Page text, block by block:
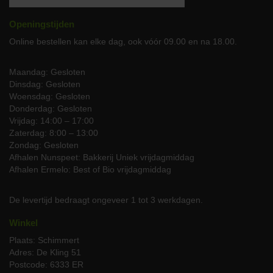
Een uitgebreid aanbod aan vleesproducten
Skal keurmerk aanwezig
Maandag tot en met zaterdag bezorgd
Online de bestelling te plaatsen
Plaats uw bestelling
Wilt u zelf genieten van het lekkerste biologisch stoofvlees?
Bestel deze dan direct online en laat uw bestelling eenvoudig
aan huis leveren. U bent ook meer dan welkom om uw
bestelling op te halen in Schimmert. Heeft u nog vragen over
online contactformulier of bel naar 06-51085943
Openingstijden
Online bestellen kan elke dag, ook vóór 09.00 en na 18.00.
Maandag: Gesloten
Dinsdag: Gesloten
Woensdag: Gesloten
Donderdag: Gesloten
Vrijdag: 14:00 – 17:00
Zaterdag: 8:00 – 13:00
Zondag: Gesloten
Afhalen Nunspeet: Bakkerij Uniek vrijdagmiddag
Afhalen Ermelo: Best of Bio vrijdagmiddag
De levertijd bedraagt ongeveer 1 tot 3 werkdagen.
Winkel
Plaats: Schimmert
Adres: De Kling 51
Postcode: 6333 ER